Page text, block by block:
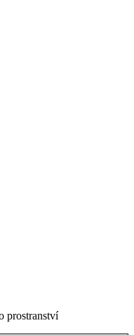
prostranství